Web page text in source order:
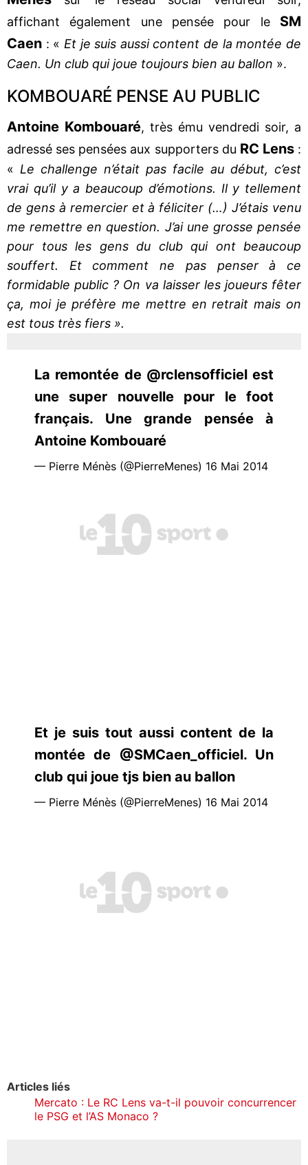
affichant également une pensée pour le SM
Caen : « Et je suis aussi content de la montée de
Caen. Un club qui joue toujours bien au ballon ».
KOMBOUARÉ PENSE AU PUBLIC
Antoine Kombouaré, très ému vendredi soir, a
adressé ses pensées aux supporters du RC Lens:
« Le challenge n’était pas facile au début, c’est
vrai qu’il y a beaucoup d’émotions. Il y tellement
de gens à remercier et à féliciter (…) J’étais venu
me remettre en question. J’ai une grosse pensée
pour tous les gens du club qui ont beaucoup
souffert. Et comment ne pas penser à ce
formidable public ? On va laisser les joueurs fêter
ça, moi je préfère me mettre en retrait mais on
est tous très fiers ».
La remontée de @rclensofficiel est
une super nouvelle pour le foot
français. Une grande pensée à
Antoine Kombouaré
— Pierre Ménès (@PierreMenes) 16 Mai 2014
Et je suis tout aussi content de la
montée de @SMCaen_officiel. Un
club qui joue tjs bien au ballon
— Pierre Ménès (@PierreMenes) 16 Mai 2014
Articles liés
Mercato : Le RC Lens va-t-il pouvoir concurrencer
le PSG et l’AS Monaco ?